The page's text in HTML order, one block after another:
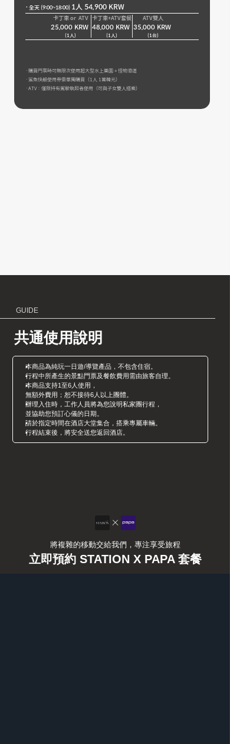
· 全天 (9:00~18:00) 1人 54,900 KRW
卡丁車 or  ATV
25,000 KRW
(1人)
卡丁車+ATV套餐
48,000 KRW
(1人)
ATV雙人
35,000 KRW
(1台)
· 購買門票時可無限次使用超大型水上樂園 + 怪物滑道
· 鯊魚快艇使用券需單獨購買（1人 1萬韓元）
· ATV：僅限持有駕駛執照者使用（可與子女雙人搭乘）
本商品為純玩一日遊/導覽產品，不包含住宿。
行程中所產生的景點門票及餐飲費用需由旅客自理。
本商品支持1至6人使用，
無額外費用；恕不接待6人以上團體。
辦理入住時，工作人員將為您說明私家團行程，
並協助您預訂心儀的日期。
請於指定時間在酒店大堂集合，搭乘專屬車輛。
行程結束後，將安全送您返回酒店。
共通使用說明
GUIDE
將複雜的移動交給我們，專注享受旅程
立即預約 STATION X PAPA 套餐